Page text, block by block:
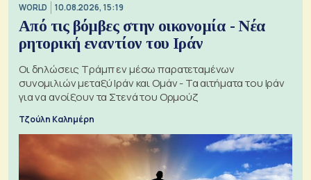
WORLD 10.08.2026, 15:19
Από τις βόμβες στην οικονομία - Νέα
ρητορική εναντίον του Ιράν
Οι δηλώσεις Τράμπ εν μέσω παρατεταμένων
συνομιλιών μεταξύ Ιράν και Ομάν - Τα αιτήματα του Ιράν
για να ανοίξουν τα Στενά του Ορμούζ
Τζούλη Καλημέρη